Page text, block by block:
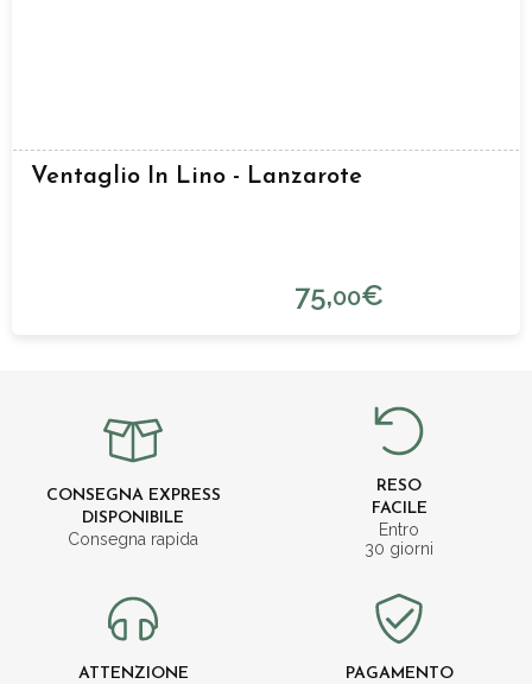
Ventaglio In Lino - Lanzarote
75,00€
CONSEGNA EXPRESS
DISPONIBILE
Consegna rapida
RESO
FACILE
Entro
30 giorni
ATTENZIONE
PAGAMENTO